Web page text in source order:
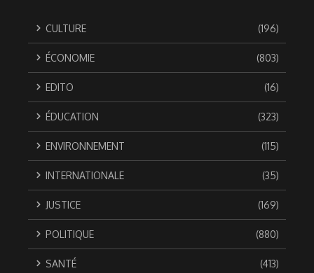
CULTURE (196)
ÉCONOMIE (803)
EDITO (16)
ÉDUCATION (323)
ENVIRONNEMENT (115)
INTERNATIONALE (35)
JUSTICE (169)
POLITIQUE (880)
SANTÉ (413)